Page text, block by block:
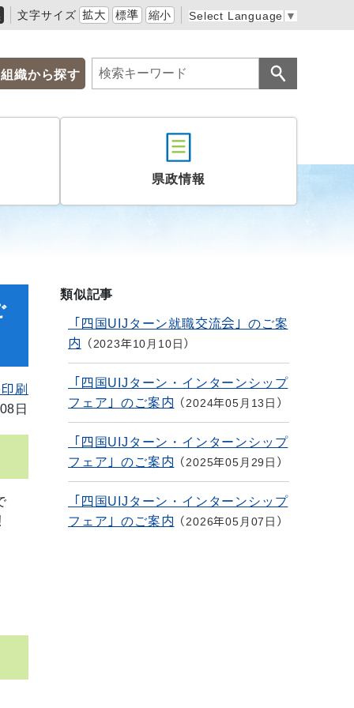
文字サイズ 拡大 標準 縮小 Select Language ▼
組織から探す
県政情報
刷
日
類似記事
「四国UIJターン就職交流会」のご案
内
2023年10月10日
「四国UIJターン・インターンシップ
フェア」のご案内
2024年05月13日
「四国UIJターン・インターンシップ
フェア」のご案内
2025年05月29日
「四国UIJターン・インターンシップ
フェア」のご案内
2026年05月07日